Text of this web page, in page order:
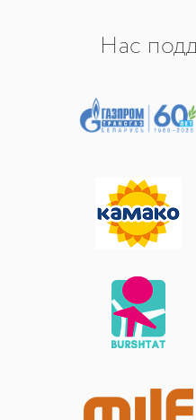
Нас